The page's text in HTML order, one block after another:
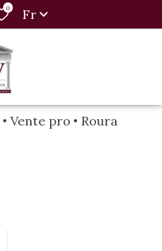
0 Fr
Vente pro
Roura